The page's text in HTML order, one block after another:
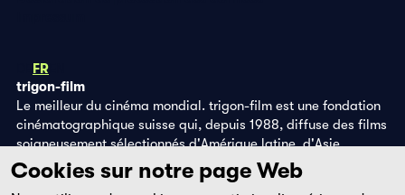
FR
trigon-film
Le meilleur du cinéma mondial. trigon-film est une fondation
cinématographique suisse qui, depuis 1988, diffuse des films
soigneusement sélectionnés d'Amérique latine, d'Asie,
d'Afrique et d'Europe de l'Est, dans les salles de cinéma,
grâce à ses propres éditions DVD et sur la plateforme de
Cookies sur notre page Web